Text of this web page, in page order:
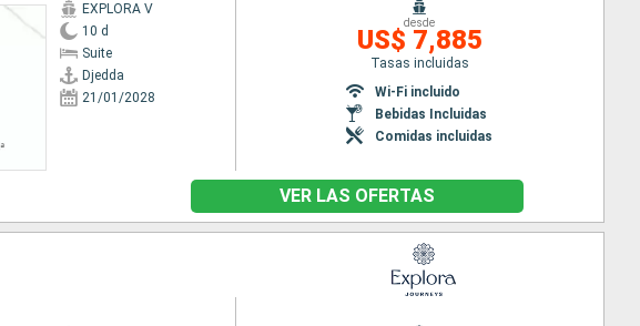
EXPLORA V
10 d
Suite
Djedda
21/01/2028
desde
US$ 7,885
Tasas incluidas
Wi-Fi incluido
Bebidas Incluidas
Comidas incluidas
VER LAS OFERTAS